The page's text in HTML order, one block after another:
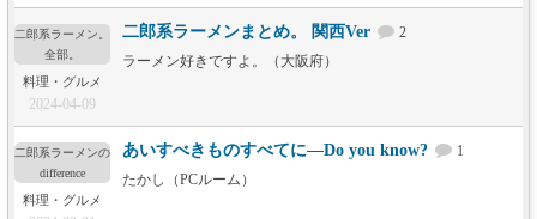
二郎系ラーメン。
全部。
料理・グルメ
2024-04-09
二郎系ラーメンまとめ。 関西Ver
2
ラーメン好きですよ。（大阪府）
二郎系ラーメンの
difference
料理・グルメ
あいすべきものすべてに―Do you know?
1
たかし（PCルーム）